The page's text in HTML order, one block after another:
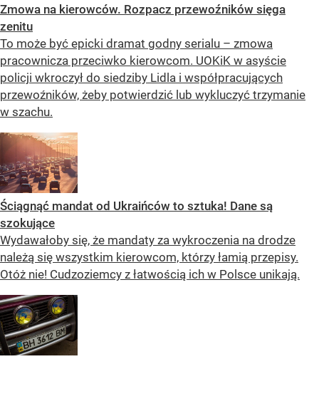
Zmowa na kierowców. Rozpacz przewoźników sięga
zenitu
To może być epicki dramat godny serialu – zmowa
pracownicza przeciwko kierowcom. UOKiK w asyście
policji wkroczył do siedziby Lidla i współpracujących
przewoźników, żeby potwierdzić lub wykluczyć trzymanie
w szachu.
Ściągnąć mandat od Ukraińców to sztuka! Dane są
szokujące
Wydawałoby się, że mandaty za wykroczenia na drodze
należą się wszystkim kierowcom, którzy łamią przepisy.
Otóż nie! Cudzoziemcy z łatwością ich w Polsce unikają.